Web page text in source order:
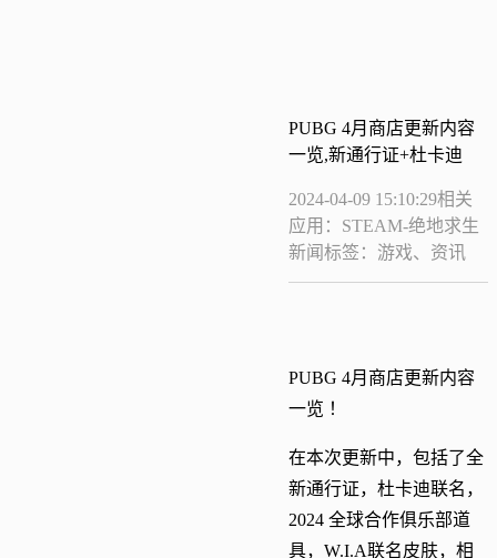
PUBG 4月商店更新内容
一览,新通行证+杜卡迪
2024-04-09 15:10:29相关
应用：STEAM-绝地求生
新闻标签：游戏、资讯
PUBG 4月商店更新内容
一览 ！
在本次更新中，包括了全
新通行证，杜卡迪联名，
2024 全球合作俱乐部道
具，W.I.A联名皮肤，相